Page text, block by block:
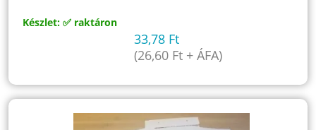
Készlet: ✅ raktáron
33,78 Ft
(26,60 Ft+ ÁFA)